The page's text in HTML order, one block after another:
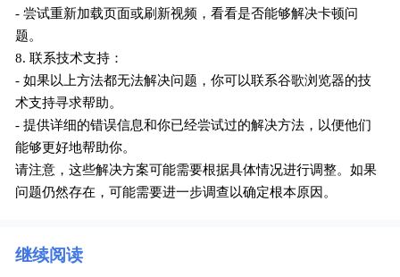
- 尝试重新加载页面或刷新视频，看看是否能够解决卡顿问
题。
8. 联系技术支持：
- 如果以上方法都无法解决问题，你可以联系谷歌浏览器的技
术支持寻求帮助。
- 提供详细的错误信息和你已经尝试过的解决方法，以便他们
能够更好地帮助你。
请注意，这些解决方案可能需要根据具体情况进行调整。如果
问题仍然存在，可能需要进一步调查以确定根本原因。
继续阅读